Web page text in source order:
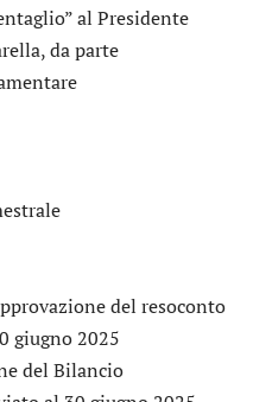
al Presidente
da parte
del resoconto
giugno 2025
del Bilancio